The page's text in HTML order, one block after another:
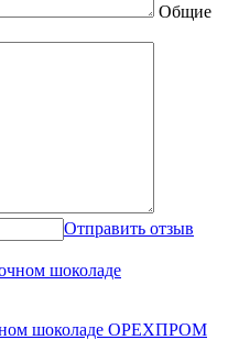
Общие
Отправить отзыв
шоколаде ОРЕХПРОМ